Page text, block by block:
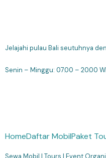
Jelajahi pulau Bali seutuhnya
Senin – Minggu: 07.00 – 20.00
HomeDaftar MobilPaket